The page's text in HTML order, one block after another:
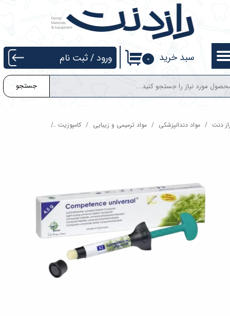
جستجو
۰ سبد خرید ورود /ثبت نام
حساب کاربری من
تغییر گذر واژه
سفارشات
خروج از حساب کاربری
دنت مواد دندانپزشکی مواد ترمیمی و زیبایی کامپوزیت